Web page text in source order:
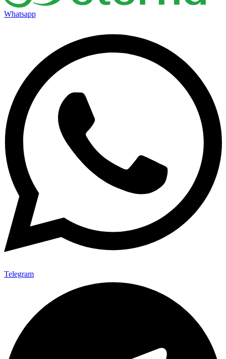
Whatsapp
Telegram